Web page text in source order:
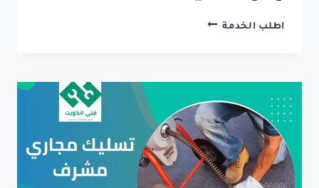
اطلب الخدمةفني
سباكة
وادوات
صحية
24
ساعة